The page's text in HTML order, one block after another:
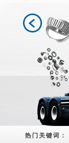
热门关键词：